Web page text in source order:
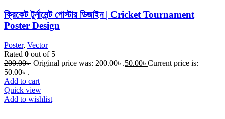
ক্রিকেট টুর্নামেন্ট পোস্টার ডিজাইন | Cricket Tournament
Poster Design
Poster, Vector
Rated 0 out of 5
200.00৳ Original price was: 200.00৳ .50.00৳ Current price is:
50.00৳ .
Add to cart
Quick view
Add to wishlist